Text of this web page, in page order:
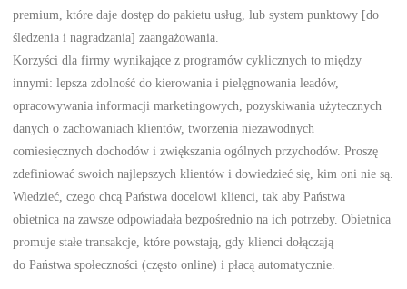
premium, które daje dostęp do pakietu usług, lub system punktowy [do
śledzenia i nagradzania] zaangażowania.
Korzyści dla firmy wynikające z programów cyklicznych to między
innymi: lepsza zdolność do kierowania i pielęgnowania leadów,
opracowywania informacji marketingowych, pozyskiwania użytecznych
danych o zachowaniach klientów, tworzenia niezawodnych
comiesięcznych dochodów i zwiększania ogólnych przychodów. Proszę
zdefiniować swoich najlepszych klientów i dowiedzieć się, kim oni nie są.
Wiedzieć, czego chcą Państwa docelowi klienci, tak aby Państwa
obietnica na zawsze odpowiadała bezpośrednio na ich potrzeby. Obietnica
promuje stałe transakcje, które powstają, gdy klienci dołączają
do Państwa społeczności (często online) i płacą automatycznie.